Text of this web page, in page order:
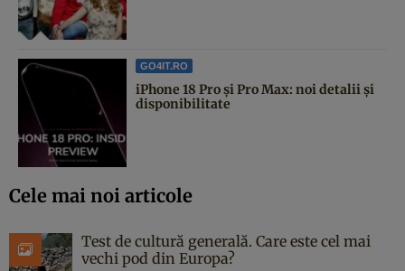
GO4IT.RO
iPhone 18 Pro și Pro Max: noi detalii și
disponibilitate
Cele mai noi articole
Test de cultură generală. Care este cel mai
vechi pod din Europa?